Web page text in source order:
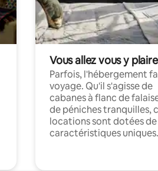
Vous allez vous y plaire
Parfois, l'hébergement
voyage. Qu'il s'agisse de
cabanes à flanc de
de péniches tranquilles,
locations sont dotées de
caractéristiques uniques.